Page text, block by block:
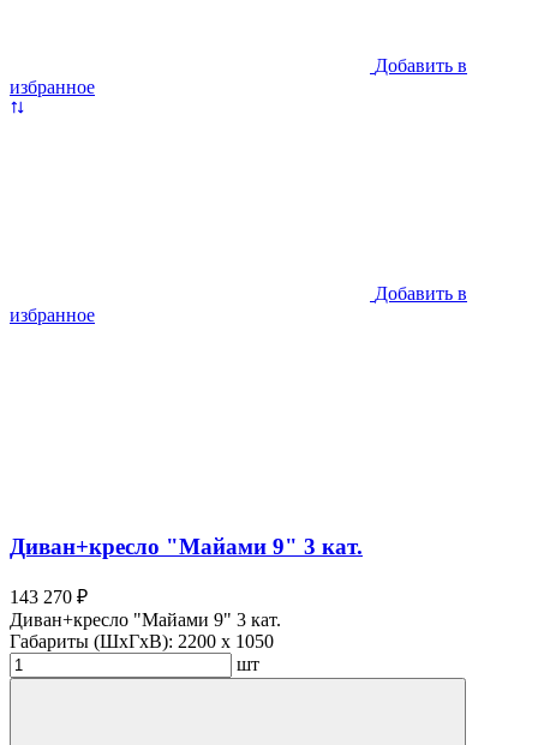
Добавить в
избранное
Добавить в
избранное
Диван+кресло "Майами 9" 3 кат.
143 270 ₽
Диван+кресло "Майами 9" 3 кат.
Габариты (ШхГхВ): 2200 x 1050
шт